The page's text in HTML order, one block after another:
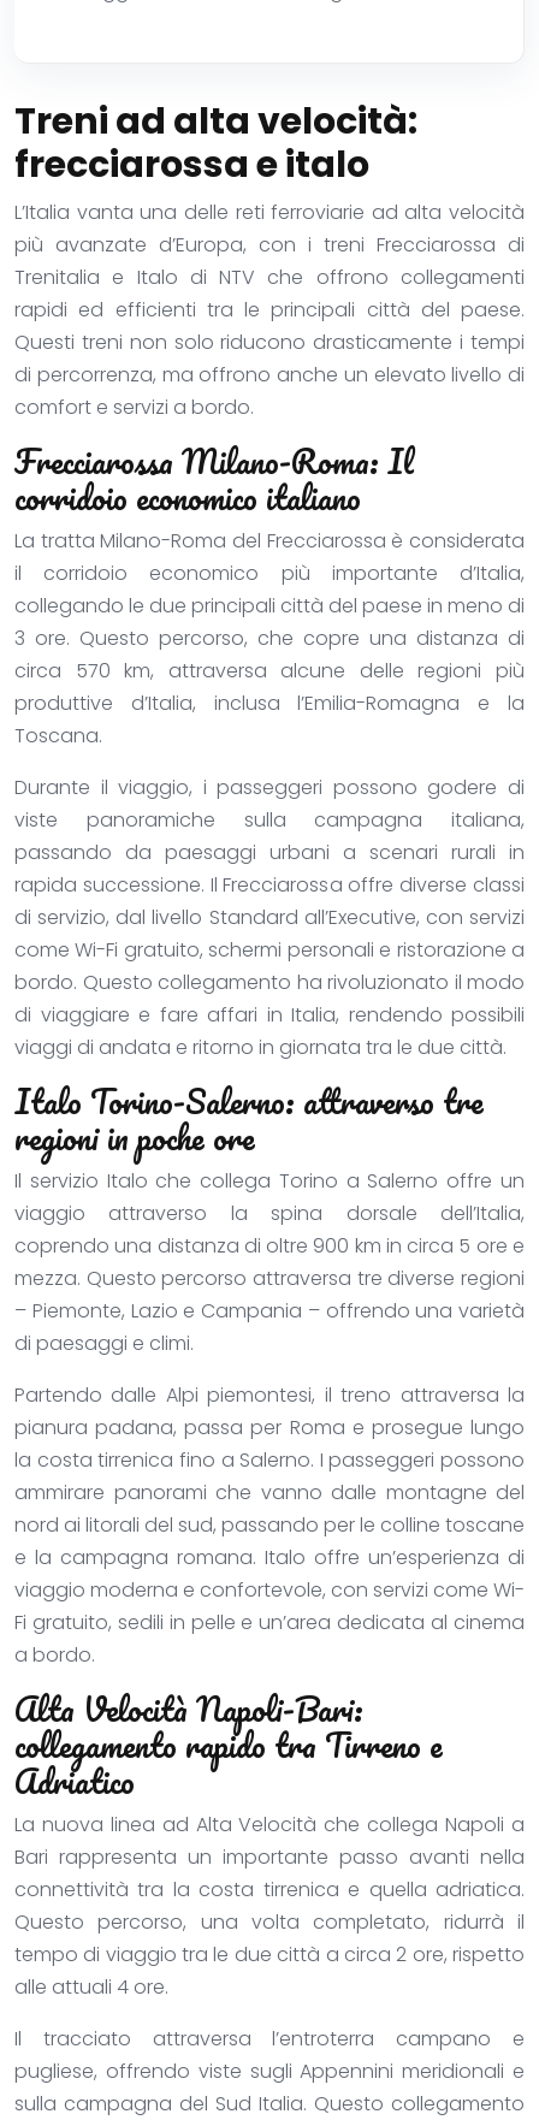
Treni ad alta velocità:
frecciarossa e italo
L’Italia vanta una delle reti ferroviarie ad alta velocità
più avanzate d’Europa, con i treni Frecciarossa di
Trenitalia e Italo di NTV che offrono collegamenti
rapidi ed efficienti tra le principali città del paese.
Questi treni non solo riducono drasticamente i tempi
di percorrenza, ma offrono anche un elevato livello di
comfort e servizi a bordo.
Frecciarossa Milano-Roma: Il
corridoio economico italiano
La tratta Milano-Roma del Frecciarossa è considerata
il corridoio economico più importante d’Italia,
collegando le due principali città del paese in meno di
3 ore. Questo percorso, che copre una distanza di
circa 570 km, attraversa alcune delle regioni più
produttive d’Italia, inclusa l’Emilia-Romagna e la
Toscana.
Durante il viaggio, i passeggeri possono godere di
viste panoramiche sulla campagna italiana,
passando da paesaggi urbani a scenari rurali in
rapida successione. Il Frecciarossa offre diverse classi
di servizio, dal livello Standard all’Executive, con servizi
come Wi-Fi gratuito, schermi personali e ristorazione a
bordo. Questo collegamento ha rivoluzionato il modo
di viaggiare e fare affari in Italia, rendendo possibili
viaggi di andata e ritorno in giornata tra le due città.
Italo Torino-Salerno: attraverso tre
regioni in poche ore
Il servizio Italo che collega Torino a Salerno offre un
viaggio attraverso la spina dorsale dell’Italia,
coprendo una distanza di oltre 900 km in circa 5 ore e
mezza. Questo percorso attraversa tre diverse regioni
– Piemonte, Lazio e Campania – offrendo una varietà
di paesaggi e climi.
Partendo dalle Alpi piemontesi, il treno attraversa la
pianura padana, passa per Roma e prosegue lungo
la costa tirrenica fino a Salerno. I passeggeri possono
ammirare panorami che vanno dalle montagne del
nord ai litorali del sud, passando per le colline toscane
e la campagna romana. Italo offre un’esperienza di
viaggio moderna e confortevole, con servizi come Wi-
Fi gratuito, sedili in pelle e un’area dedicata al cinema
a bordo.
Alta Velocità Napoli-Bari:
collegamento rapido tra Tirreno e
Adriatico
La nuova linea ad Alta Velocità che collega Napoli a
Bari rappresenta un importante passo avanti nella
connettività tra la costa tirrenica e quella adriatica.
Questo percorso, una volta completato, ridurrà il
tempo di viaggio tra le due città a circa 2 ore, rispetto
alle attuali 4 ore.
Il tracciato attraversa l’entroterra campano e
pugliese, offrendo viste sugli Appennini meridionali e
sulla campagna del Sud Italia. Questo collegamento